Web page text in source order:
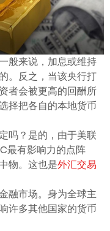
般来说，加息或维持
。反之，当该央行打
者会被更高的回酬所
择把各自的本地货币
吗？是的，由于美联
最有影响力的点阵
物。这也是外汇交易
融市场。身为全球主
许多其他国家的货币